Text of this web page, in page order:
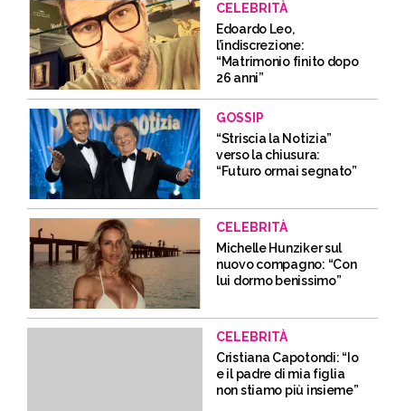
CELEBRITÀ
Edoardo Leo,
l’indiscrezione:
“Matrimonio finito dopo
26 anni”
GOSSIP
“Striscia la Notizia”
verso la chiusura:
“Futuro ormai segnato”
CELEBRITÀ
Michelle Hunziker sul
nuovo compagno: “Con
lui dormo benissimo”
CELEBRITÀ
Cristiana Capotondi: “Io
e il padre di mia figlia
non stiamo più insieme”